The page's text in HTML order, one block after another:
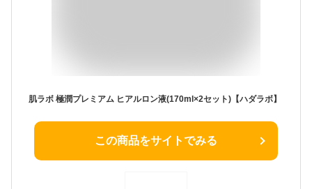
肌ラボ 極潤プレミアム ヒアルロン液(170ml×2セット)【ハダラボ】
この商品をサイトでみる